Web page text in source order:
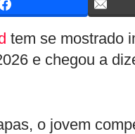
tem se mostrado
e chegou a
o jovem